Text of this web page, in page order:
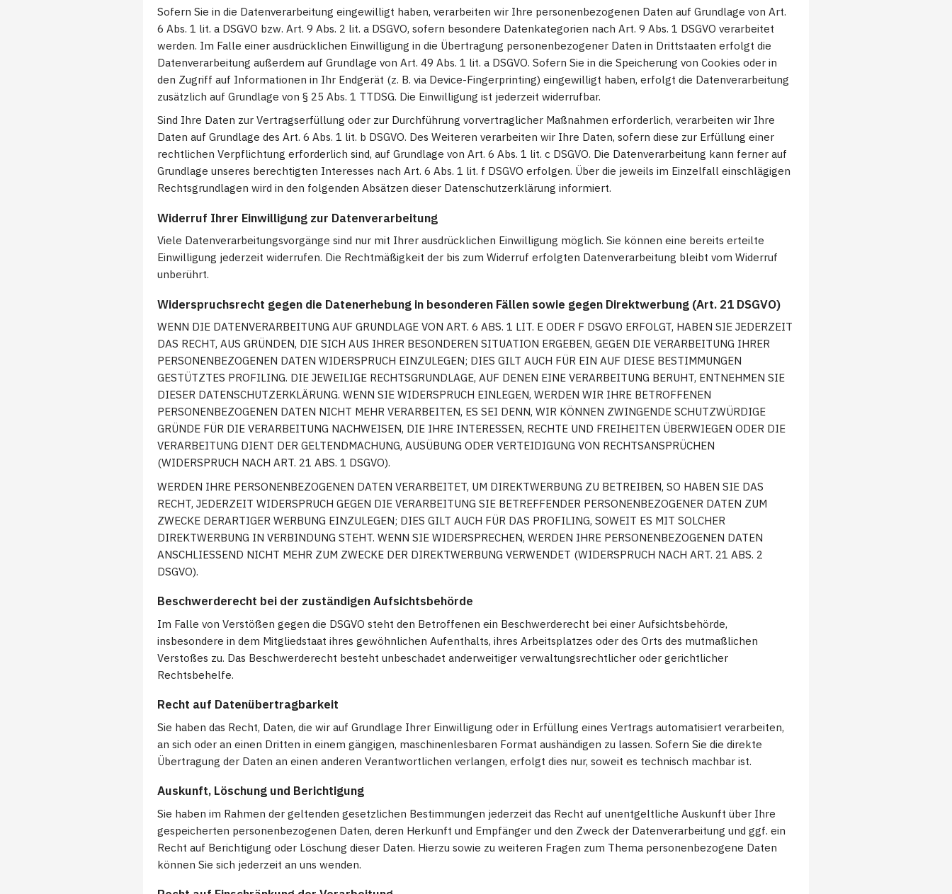
Sofern Sie in die Datenverarbeitung eingewilligt haben, verarbeiten wir Ihre personenbezogenen Daten auf Grundlage von Art.
6 Abs. 1 lit. a DSGVO bzw. Art. 9 Abs. 2 lit. a DSGVO, sofern besondere Datenkategorien nach Art. 9 Abs. 1 DSGVO verarbeitet
werden. Im Falle einer ausdrücklichen Einwilligung in die Übertragung personenbezogener Daten in Drittstaaten erfolgt die
Datenverarbeitung außerdem auf Grundlage von Art. 49 Abs. 1 lit. a DSGVO. Sofern Sie in die Speicherung von Cookies oder in
den Zugriff auf Informationen in Ihr Endgerät (z. B. via Device-Fingerprinting) eingewilligt haben, erfolgt die Datenverarbeitung
zusätzlich auf Grundlage von § 25 Abs. 1 TTDSG. Die Einwilligung ist jederzeit widerrufbar.
Sind Ihre Daten zur Vertragserfüllung oder zur Durchführung vorvertraglicher Maßnahmen erforderlich, verarbeiten wir Ihre
Daten auf Grundlage des Art. 6 Abs. 1 lit. b DSGVO. Des Weiteren verarbeiten wir Ihre Daten, sofern diese zur Erfüllung einer
rechtlichen Verpflichtung erforderlich sind, auf Grundlage von Art. 6 Abs. 1 lit. c DSGVO. Die Datenverarbeitung kann ferner auf
Grundlage unseres berechtigten Interesses nach Art. 6 Abs. 1 lit. f DSGVO erfolgen. Über die jeweils im Einzelfall einschlägigen
Rechtsgrundlagen wird in den folgenden Absätzen dieser Datenschutzerklärung informiert.
Widerruf Ihrer Einwilligung zur Datenverarbeitung
Viele Datenverarbeitungsvorgänge sind nur mit Ihrer ausdrücklichen Einwilligung möglich. Sie können eine bereits erteilte
Einwilligung jederzeit widerrufen. Die Rechtmäßigkeit der bis zum Widerruf erfolgten Datenverarbeitung bleibt vom Widerruf
unberührt.
Widerspruchsrecht gegen die Datenerhebung in besonderen Fällen sowie gegen Direktwerbung (Art. 21 DSGVO)
WENN DIE DATENVERARBEITUNG AUF GRUNDLAGE VON ART. 6 ABS. 1 LIT. E ODER F DSGVO ERFOLGT, HABEN SIE JEDERZEIT
DAS RECHT, AUS GRÜNDEN, DIE SICH AUS IHRER BESONDEREN SITUATION ERGEBEN, GEGEN DIE VERARBEITUNG IHRER
PERSONENBEZOGENEN DATEN WIDERSPRUCH EINZULEGEN; DIES GILT AUCH FÜR EIN AUF DIESE BESTIMMUNGEN
GESTÜTZTES PROFILING. DIE JEWEILIGE RECHTSGRUNDLAGE, AUF DENEN EINE VERARBEITUNG BERUHT, ENTNEHMEN SIE
DIESER DATENSCHUTZERKLÄRUNG. WENN SIE WIDERSPRUCH EINLEGEN, WERDEN WIR IHRE BETROFFENEN
PERSONENBEZOGENEN DATEN NICHT MEHR VERARBEITEN, ES SEI DENN, WIR KÖNNEN ZWINGENDE SCHUTZWÜRDIGE
GRÜNDE FÜR DIE VERARBEITUNG NACHWEISEN, DIE IHRE INTERESSEN, RECHTE UND FREIHEITEN ÜBERWIEGEN ODER DIE
VERARBEITUNG DIENT DER GELTENDMACHUNG, AUSÜBUNG ODER VERTEIDIGUNG VON RECHTSANSPRÜCHEN
(WIDERSPRUCH NACH ART. 21 ABS. 1 DSGVO).
WERDEN IHRE PERSONENBEZOGENEN DATEN VERARBEITET, UM DIREKTWERBUNG ZU BETREIBEN, SO HABEN SIE DAS
RECHT, JEDERZEIT WIDERSPRUCH GEGEN DIE VERARBEITUNG SIE BETREFFENDER PERSONENBEZOGENER DATEN ZUM
ZWECKE DERARTIGER WERBUNG EINZULEGEN; DIES GILT AUCH FÜR DAS PROFILING, SOWEIT ES MIT SOLCHER
DIREKTWERBUNG IN VERBINDUNG STEHT. WENN SIE WIDERSPRECHEN, WERDEN IHRE PERSONENBEZOGENEN DATEN
ANSCHLIESSEND NICHT MEHR ZUM ZWECKE DER DIREKTWERBUNG VERWENDET (WIDERSPRUCH NACH ART. 21 ABS. 2
DSGVO).
Beschwerderecht bei der zuständigen Aufsichtsbehörde
Im Falle von Verstößen gegen die DSGVO steht den Betroffenen ein Beschwerderecht bei einer Aufsichtsbehörde,
insbesondere in dem Mitgliedstaat ihres gewöhnlichen Aufenthalts, ihres Arbeitsplatzes oder des Orts des mutmaßlichen
Verstoßes zu. Das Beschwerderecht besteht unbeschadet anderweitiger verwaltungsrechtlicher oder gerichtlicher
Rechtsbehelfe.
Recht auf Datenübertragbarkeit
Sie haben das Recht, Daten, die wir auf Grundlage Ihrer Einwilligung oder in Erfüllung eines Vertrags automatisiert verarbeiten,
an sich oder an einen Dritten in einem gängigen, maschinenlesbaren Format aushändigen zu lassen. Sofern Sie die direkte
Übertragung der Daten an einen anderen Verantwortlichen verlangen, erfolgt dies nur, soweit es technisch machbar ist.
Auskunft, Löschung und Berichtigung
Sie haben im Rahmen der geltenden gesetzlichen Bestimmungen jederzeit das Recht auf unentgeltliche Auskunft über Ihre
gespeicherten personenbezogenen Daten, deren Herkunft und Empfänger und den Zweck der Datenverarbeitung und ggf. ein
Recht auf Berichtigung oder Löschung dieser Daten. Hierzu sowie zu weiteren Fragen zum Thema personenbezogene Daten
können Sie sich jederzeit an uns wenden.